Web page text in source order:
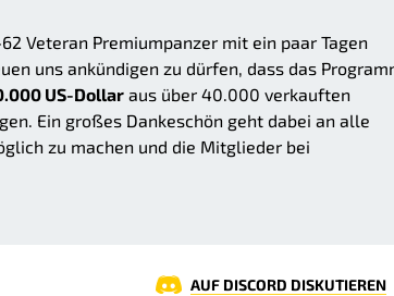
Veteran Premiumpanzer mit ein paar Tagen
uns ankündigen zu dürfen, dass das
US-Dollar aus über 40.000 verkauften
Ein großes Dankeschön geht dabei an alle
zu machen und die Mitglieder bei
AUF DISCORD DISKUTIEREN